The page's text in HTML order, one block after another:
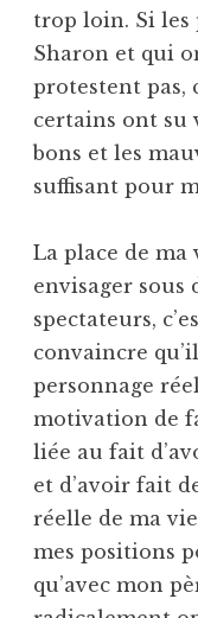
trop loin. Si les
Sharon et qui
protestent pas,
certains ont su
bons et les
suffisant pour
La place de ma
envisager sous
spectateurs,
convaincre
personnage
motivation de
liée au fait
et d’avoir fait
réelle de ma
mes positions
qu’avec mon